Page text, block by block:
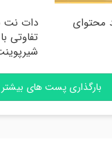
محتوای
دات
تفاوتی
بارگذاری پست های بیشتر